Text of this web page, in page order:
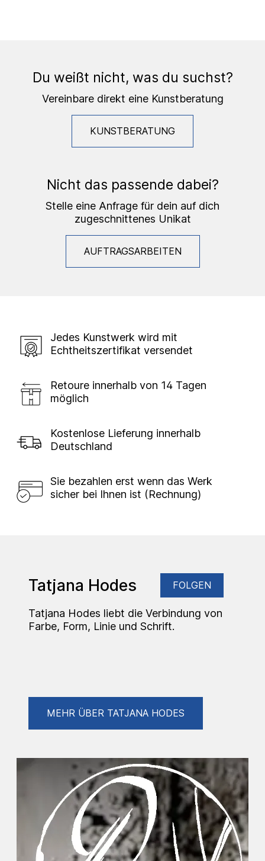
Du weißt nicht, was du suchst?
Vereinbare direkt eine Kunstberatung
KUNSTBERATUNG
Nicht das passende dabei?
Stelle eine Anfrage für dein auf dich
zugeschnittenes Unikat
AUFTRAGSARBEITEN
Jedes Kunstwerk wird mit
Echtheitszertifikat versendet
Retoure innerhalb von 14 Tagen
möglich
Kostenlose Lieferung innerhalb
Deutschland
Sie bezahlen erst wenn das Werk
sicher bei Ihnen ist (Rechnung)
Tatjana Hodes FOLGEN
Tatjana Hodes liebt die Verbindung von
Farbe, Form, Linie und Schrift.
MEHR ÜBER TATJANA HODES